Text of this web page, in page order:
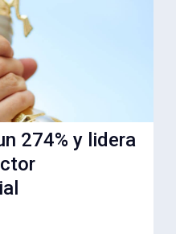
274% y lidera